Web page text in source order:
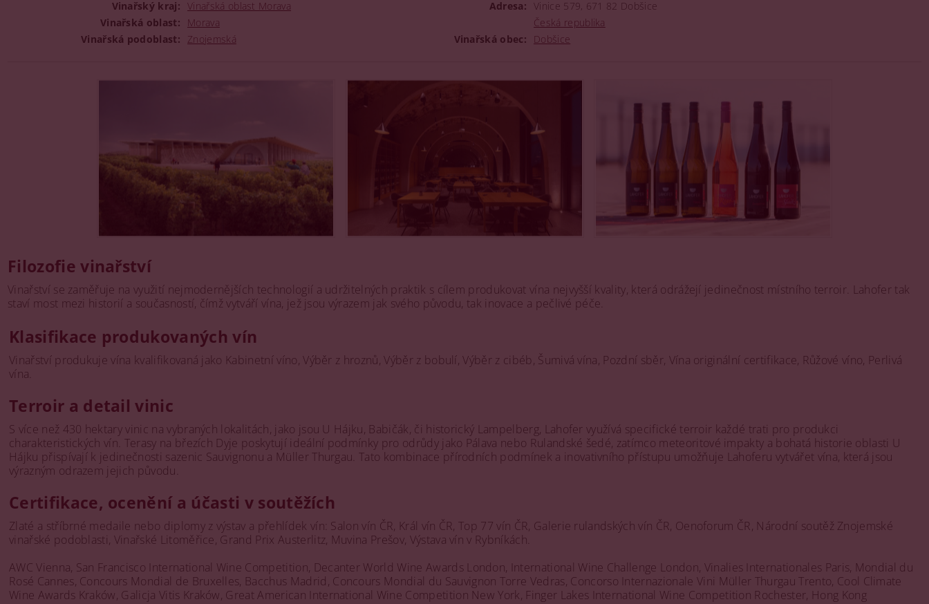
Vinařský kraj: Vinařská oblast Morava Adresa: Vinice 579, 671 82 Dobšice
Vinařská oblast:
Morava
Česká republika
Vinařská podoblast:
Znojemská Vinařská obec: Dobšice
Filozofie vinařství
Vinařství se zaměřuje na využití nejmodernějších technologií a udržitelných praktik s cílem produkovat vína nejvyšší kvality, která odrážejí jedinečnost místního terroir. Lahofer tak
staví most mezi historií a současností, čímž vytváří vína, jež jsou výrazem jak svého původu, tak inovace a pečlivé péče.
Klasifikace produkovaných vín
Vinařství produkuje vína kvalifikovaná jako Kabinetní víno, Výběr z hroznů, Výběr z bobulí, Výběr z cibéb, Šumivá vína, Pozdní sběr, Vína originální certifikace, Růžové víno, Perlivá
vína.
Terroir a detail vinic
S více než 430 hektary vinic na vybraných lokalitách, jako jsou U Hájku, Babičák, či historický Lampelberg, Lahofer využívá specifické terroir každé trati pro produkci
charakteristických vín. Terasy na březích Dyje poskytují ideální podmínky pro odrůdy jako Pálava nebo Rulandské šedé, zatímco meteoritové impakty a bohatá historie oblasti U
Hájku přispívají k jedinečnosti sazenic Sauvignonu a Müller Thurgau. Tato kombinace přírodních podmínek a inovativního přístupu umožňuje Lahoferu vytvářet vína, která jsou
výrazným odrazem jejich původu.
Certifikace, ocenění a účasti v soutěžích
Zlaté a stříbrné medaile nebo diplomy z výstav a přehlídek vín: Salon vín ČR, Král vín ČR, Top 77 vín ČR, Galerie rulandských vín ČR, Oenoforum ČR, Národní soutěž Znojemské
vinařské podoblasti, Vinařské Litoměřice, Grand Prix Austerlitz, Muvina Prešov, Výstava vín v Rybníkách.
AWC Vienna, San Francisco International Wine Competition, Decanter World Wine Awards London, International Wine Challenge London, Vinalies Internationales Paris, Mondial du
Rosé Cannes, Concours Mondial de Bruxelles, Bacchus Madrid, Concours Mondial du Sauvignon Torre Vedras, Concorso Internazionale Vini Müller Thurgau Trento, Cool Climate
Wine Awards Kraków, Galicja Vitis Kraków, Great American International Wine Competition New York, Finger Lakes International Wine Competition Rochester, Hong Kong